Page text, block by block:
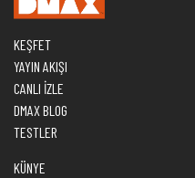
KEŞFET
YAYIN AKIŞI
CANLI İZLE
DMAX BLOG
TESTLER
KÜNYE